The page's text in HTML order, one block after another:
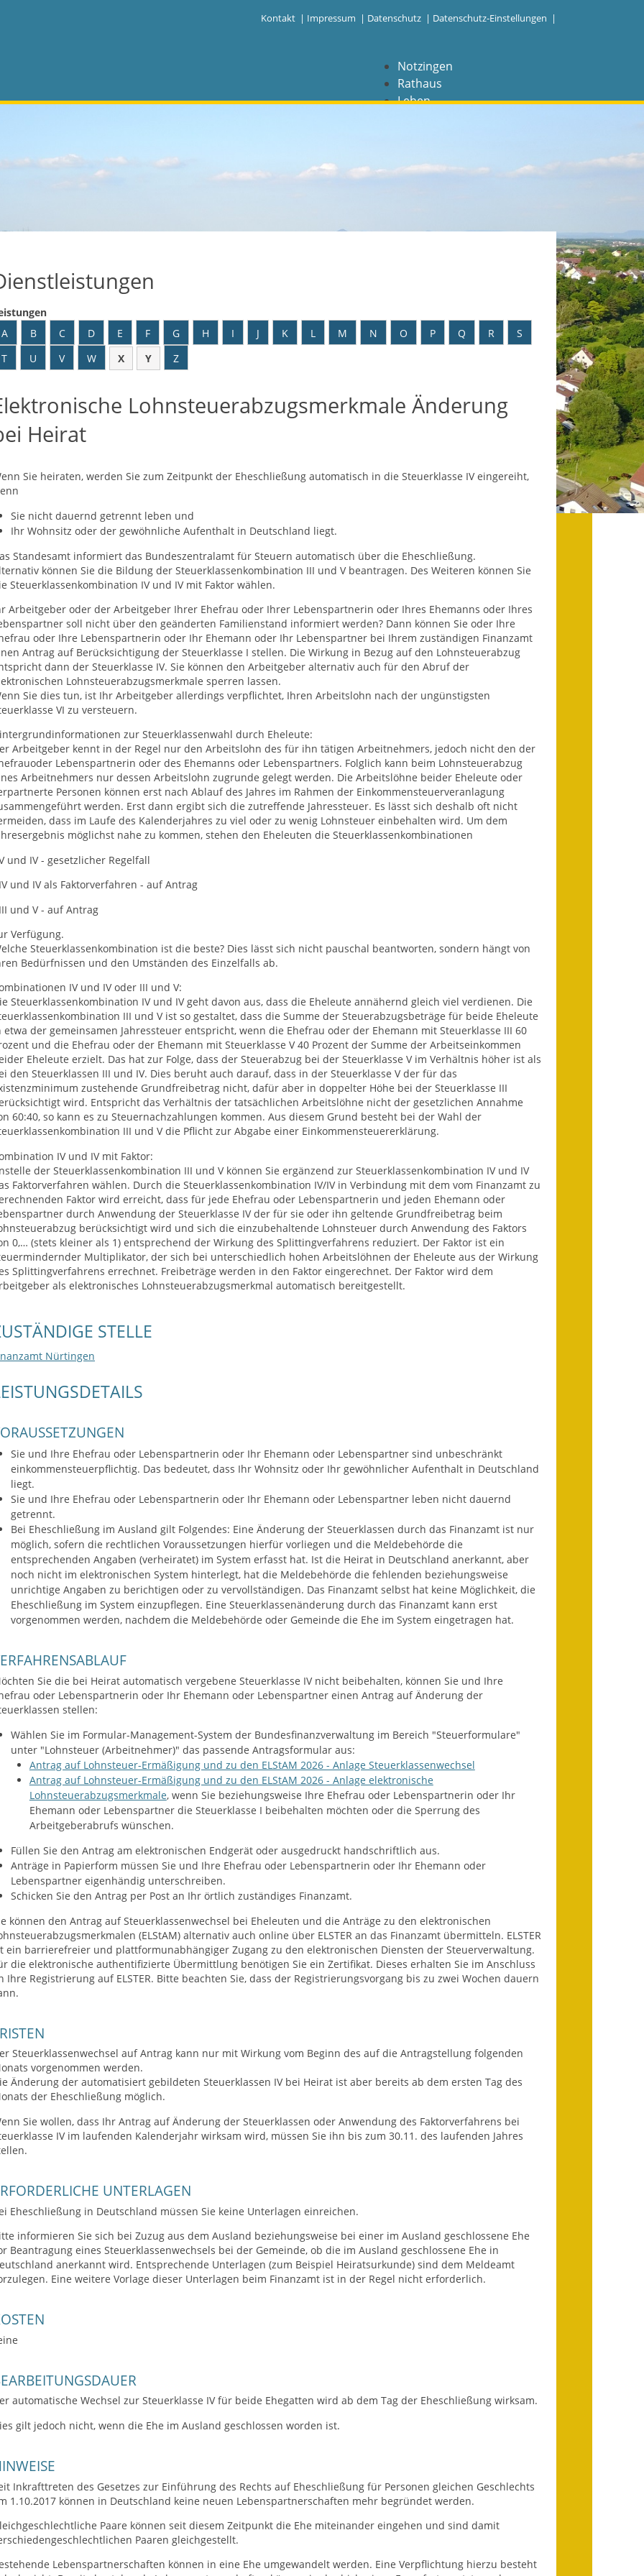
Kontakt | Impressum | Datenschutz | Datenschutz-Einstellungen |
Notzingen
Rathaus
Leben
NAVIGATION
Datenschutz
Gebärdensprache
Informationsbroschüre
Leichte Sprache
Infos in Leichter Sprache
Mitteilungsblatt
Notfallplanung
Ortsplan
Schadensmeldung
Umleitungsplan
Stellenausschreibungen
Zahlen und Fakten
Rathaus
Bauhof Notzingen
Beratungsstellen im
Landkreis
Dienstleistungen
Formulare
Sitzungsberichte 2018
Gemeindeverwaltung
Haushalt & Finanzen
Eröffnungsbilanz
Grundsteuerreform
Wasserversorgung
Heiraten in Notzingen
Mitarbeiter
Wahlen
Was erledige ich wo?
Bebauungspläne
Gutachterausschuss
Landessanierungsprogramm
Kernzeitbetreuung
Integration und Asyl
A
B C D E F G H I J K L M N O P Q R
S
T
U V W X Y Z
Lohnsteuerabzugsmerkmale Änderung
Heirat
Sie heiraten, werden Sie zum Zeitpunkt der Eheschließung automatisch in die Steuerklasse IV eingereiht,
Sie nicht dauernd getrennt leben und
Ihr Wohnsitz oder der gewöhnliche Aufenthalt in Deutschland liegt.
Standesamt informiert das Bundeszentralamt für Steuern automatisch über die Eheschließung.
können Sie die Bildung der Steuerklassenkombination III und V beantragen. Des Weiteren können Sie
Steuerklassenkombination IV und IV mit Faktor wählen.
Arbeitgeber oder der Arbeitgeber Ihrer Ehefrau oder Ihrer Lebenspartnerin oder Ihres Ehemanns oder Ihres
soll nicht über den geänderten Familienstand informiert werden? Dann können Sie oder Ihre
oder Ihre Lebenspartnerin oder Ihr Ehemann oder Ihr Lebenspartner bei Ihrem zuständigen Finanzamt
Antrag auf Berücksichtigung der Steuerklasse I stellen. Die Wirkung in Bezug auf den Lohnsteuerabzug
dann der Steuerklasse IV. Sie können den Arbeitgeber alternativ auch für den Abruf der
Lohnsteuerabzugsmerkmale sperren lassen.
Sie dies tun, ist Ihr Arbeitgeber allerdings verpflichtet, Ihren Arbeitslohn nach der ungünstigsten
VI zu versteuern.
zur Steuerklassenwahl durch Eheleute:
Arbeitgeber kennt in der Regel nur den Arbeitslohn des für ihn tätigen Arbeitnehmers, jedoch nicht den der
Lebenspartnerin oder des Ehemanns oder Lebenspartners. Folglich kann beim Lohnsteuerabzug
Arbeitnehmers nur dessen Arbeitslohn zugrunde gelegt werden. Die Arbeitslöhne beider Eheleute oder
Personen können erst nach Ablauf des Jahres im Rahmen der Einkommensteuerveranlagung
werden. Erst dann ergibt sich die zutreffende Jahressteuer. Es lässt sich deshalb oft nicht
dass im Laufe des Kalenderjahres zu viel oder zu wenig Lohnsteuer einbehalten wird. Um dem
möglichst nahe zu kommen, stehen den Eheleuten die Steuerklassenkombinationen
und IV - gesetzlicher Regelfall
und IV als Faktorverfahren - auf Antrag
und V - auf Antrag
Verfügung.
Steuerklassenkombination ist die beste? Dies lässt sich nicht pauschal beantworten, sondern hängt von
Bedürfnissen und den Umständen des Einzelfalls ab.
IV und IV oder III und V:
Steuerklassenkombination IV und IV geht davon aus, dass die Eheleute annähernd gleich viel verdienen. Die
III und V ist so gestaltet, dass die Summe der Steuerabzugsbeträge für beide Eheleute
etwa der gemeinsamen Jahressteuer entspricht, wenn die Ehefrau oder der Ehemann mit Steuerklasse III 60
und die Ehefrau oder der Ehemann mit Steuerklasse V 40 Prozent der Summe der Arbeitseinkommen
Eheleute erzielt. Das hat zur Folge, dass der Steuerabzug bei der Steuerklasse V im Verhältnis höher ist als
den Steuerklassen III und IV. Dies beruht auch darauf, dass in der Steuerklasse V der für das
zustehende Grundfreibetrag nicht, dafür aber in doppelter Höhe bei der Steuerklasse III
wird. Entspricht das Verhältnis der tatsächlichen Arbeitslöhne nicht der gesetzlichen Annahme
60:40, so kann es zu Steuernachzahlungen kommen. Aus diesem Grund besteht bei der Wahl der
III und V die Pflicht zur Abgabe einer Einkommensteuererklärung.
IV und IV mit Faktor:
der Steuerklassenkombination III und V können Sie ergänzend zur Steuerklassenkombination IV und IV
Faktorverfahren wählen. Durch die Steuerklassenkombination IV/IV in Verbindung mit dem vom Finanzamt zu
Faktor wird erreicht, dass für jede Ehefrau oder Lebenspartnerin und jeden Ehemann oder
durch Anwendung der Steuerklasse IV der für sie oder ihn geltende Grundfreibetrag beim
berücksichtigt wird und sich die einzubehaltende Lohnsteuer durch Anwendung des Faktors
0,… (stets kleiner als 1) entsprechend der Wirkung des Splittingverfahrens reduziert. Der Faktor ist ein
Multiplikator, der sich bei unterschiedlich hohen Arbeitslöhnen der Eheleute aus der Wirkung
Splittingverfahrens errechnet. Freibeträge werden in den Faktor eingerechnet. Der Faktor wird dem
als elektronisches Lohnsteuerabzugsmerkmal automatisch bereitgestellt.
STELLE
Nürtingen
Sie und Ihre Ehefrau oder Lebenspartnerin oder Ihr Ehemann oder Lebenspartner sind unbeschränkt
einkommensteuerpflichtig. Das bedeutet, dass Ihr Wohnsitz oder Ihr gewöhnlicher Aufenthalt in Deutschland
liegt.
Sie und Ihre Ehefrau oder Lebenspartnerin oder Ihr Ehemann oder Lebenspartner leben nicht dauernd
getrennt.
Bei Eheschließung im Ausland gilt Folgendes: Eine Änderung der Steuerklassen durch das Finanzamt ist nur
möglich, sofern die rechtlichen Voraussetzungen hierfür vorliegen und die Meldebehörde die
entsprechenden Angaben (verheiratet) im System erfasst hat. Ist die Heirat in Deutschland anerkannt, aber
noch nicht im elektronischen System hinterlegt, hat die Meldebehörde die fehlenden beziehungsweise
unrichtige Angaben zu berichtigen oder zu vervollständigen. Das Finanzamt selbst hat keine Möglichkeit,die
Eheschließung im System einzupflegen. Eine Steuerklassenänderung durch das Finanzamt kann erst
vorgenommen werden, nachdem die Meldebehörde oder Gemeinde die Ehe im System eingetragen hat.
Sie die bei Heirat automatisch vergebene Steuerklasse IV nicht beibehalten, können Sie und Ihre
oder Lebenspartnerin oder Ihr Ehemann oder Lebenspartner einen Antrag auf Änderung der
stellen:
Wählen Sie im Formular-Management-System der Bundesfinanzverwaltung im Bereich "Steuerformulare"
unter "Lohnsteuer (Arbeitnehmer)" das passende Antragsformular aus:
Antrag auf Lohnsteuer-Ermäßigung und zu den ELStAM 2026 - Anlage Steuerklassenwechsel
Antrag auf Lohnsteuer-Ermäßigung und zu den ELStAM 2026 - Anlage elektronische
Lohnsteuerabzugsmerkmale, wenn Sie beziehungsweise Ihre Ehefrau oder Lebenspartnerin oder Ihr
Ehemann oder Lebenspartner die Steuerklasse I beibehalten möchten oder die Sperrung des
Arbeitgeberabrufs wünschen.
Füllen Sie den Antrag am elektronischen Endgerät oder ausgedruckt handschriftlich aus.
Anträge in Papierform müssen Sie und Ihre Ehefrau oder Lebenspartnerin oder Ihr Ehemann oder
Lebenspartner eigenhändig unterschreiben.
Schicken Sie den Antrag per Post an Ihr örtlich zuständiges Finanzamt.
können den Antrag auf Steuerklassenwechsel bei Eheleuten und die Anträge zu den elektronischen
(ELStAM) alternativ auch online über ELSTER an das Finanzamt übermitteln. ELSTER
ein barrierefreier und plattformunabhängiger Zugang zu den elektronischen Diensten der Steuerverwaltung.
die elektronische authentifizierte Übermittlung benötigen Sie ein Zertifikat. Dieses erhalten Sie im Anschluss
Ihre Registrierung auf ELSTER. Bitte beachten Sie, dass der Registrierungsvorgang bis zu zwei Wochen dauern
Steuerklassenwechsel auf Antrag kann nur mit Wirkung vom Beginn des auf die Antragstellung folgenden
vorgenommen werden.
Änderung der automatisiert gebildeten Steuerklassen IV bei Heirat ist aber bereits ab dem ersten Tag des
der Eheschließung möglich.
Sie wollen, dass Ihr Antrag auf Änderung der Steuerklassen oder Anwendung des Faktorverfahrens bei
IV im laufenden Kalenderjahr wirksam wird, müssen Sie ihn bis zum 30.11. des laufenden Jahres
UNTERLAGEN
Eheschließung in Deutschland müssen Sie keine Unterlagen einreichen.
informieren Sie sich bei Zuzug aus dem Ausland beziehungsweise bei einer im Ausland geschlossene Ehe
Beantragung eines Steuerklassenwechsels bei der Gemeinde, ob die im Ausland geschlossene Ehe in
anerkannt wird. Entsprechende Unterlagen (zum Beispiel Heiratsurkunde) sind dem Meldeamt
Eine weitere Vorlage dieser Unterlagen beim Finanzamt ist in der Regel nicht erforderlich.
automatische Wechsel zur Steuerklasse IV für beide Ehegatten wird ab dem Tag der Eheschließung wirksam.
gilt jedoch nicht, wenn die Ehe im Ausland geschlossen worden ist.
Inkrafttreten des Gesetzes zur Einführung des Rechts auf Eheschließung für Personen gleichen Geschlechts
1.10.2017 können in Deutschland keine neuen Lebenspartnerschaften mehr begründet werden.
Paare können seit diesem Zeitpunkt die Ehe miteinander eingehen und sind damit
Paaren gleichgestellt.
Lebenspartnerschaften können in eine Ehe umgewandelt werden. Eine Verpflichtung hierzu besteht